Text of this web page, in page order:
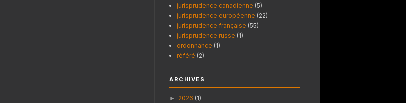
jurisprudence canadienne (5)
jurisprudence européenne (22)
jurisprudence française (55)
jurisprudence russe (1)
ordonnance (1)
référé (2)
ARCHIVES
► 2026 (1)